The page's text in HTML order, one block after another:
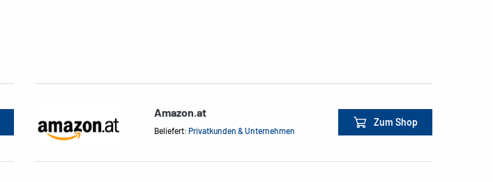
Amazon.at
Beliefert: Privatkunden & Unternehmen
Zum Shop